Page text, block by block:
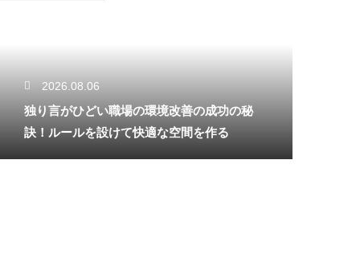
2026.08.06
独り言がひどい職場の環境改善の成功の秘
訣！ルールを設けて快適な空間を作る